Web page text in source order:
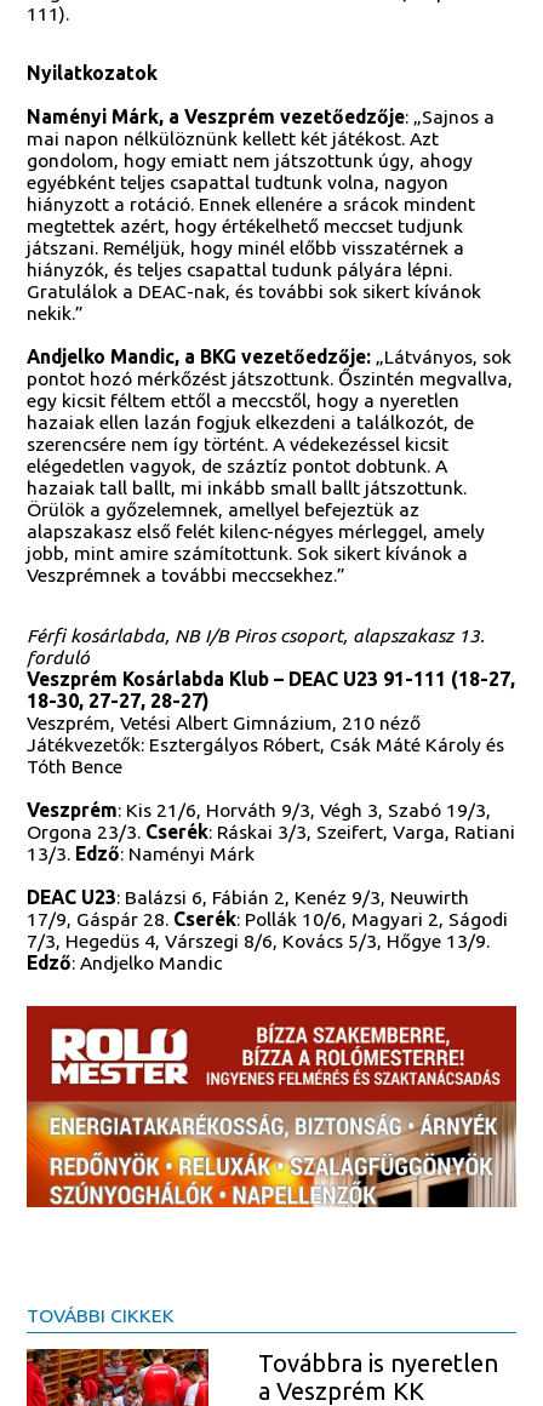
111).
Nyilatkozatok
Naményi Márk, a Veszprém vezetőedzője: „Sajnos a
mai napon nélkülöznünk kellett két játékost. Azt
gondolom, hogy emiatt nem játszottunk úgy, ahogy
egyébként teljes csapattal tudtunk volna, nagyon
hiányzott a rotáció. Ennek ellenére a srácok mindent
megtettek azért, hogy értékelhető meccset tudjunk
játszani. Reméljük, hogy minél előbb visszatérnek a
hiányzók, és teljes csapattal tudunk pályára lépni.
Gratulálok a DEAC-nak, és további sok sikert kívánok
nekik.”
Andjelko Mandic, a BKG vezetőedzője: „Látványos, sok
pontot hozó mérkőzést játszottunk. Őszintén megvallva,
egy kicsit féltem ettől a meccstől, hogy a nyeretlen
hazaiak ellen lazán fogjuk elkezdeni a találkozót, de
szerencsére nem így történt. A védekezéssel kicsit
elégedetlen vagyok, de száztíz pontot dobtunk. A
hazaiak tall ballt, mi inkább small ballt játszottunk.
Örülök a győzelemnek, amellyel befejeztük az
alapszakasz első felét kilenc-négyes mérleggel, amely
jobb, mint amire számítottunk. Sok sikert kívánok a
Veszprémnek a további meccsekhez.”
Férfi kosárlabda, NB I/B Piros csoport, alapszakasz 13.
forduló
Veszprém Kosárlabda Klub – DEAC U23 91-111 (18-27,
18-30, 27-27, 28-27)
Veszprém, Vetési Albert Gimnázium, 210 néző
Játékvezetők: Esztergályos Róbert, Csák Máté Károly és
Tóth Bence
Veszprém: Kis 21/6, Horváth 9/3, Végh 3, Szabó 19/3,
Orgona 23/3. Cserék: Ráskai 3/3, Szeifert, Varga, Ratiani
13/3. Edző: Naményi Márk
DEAC U23: Balázsi 6, Fábián 2, Kenéz 9/3, Neuwirth
17/9, Gáspár 28. Cserék: Pollák 10/6, Magyari 2, Ságodi
7/3, Hegedüs 4, Várszegi 8/6, Kovács 5/3, Hőgye 13/9.
Edző: Andjelko Mandic
TOVÁBBI CIKKEK
Továbbra is nyeretlen
a Veszprém KK